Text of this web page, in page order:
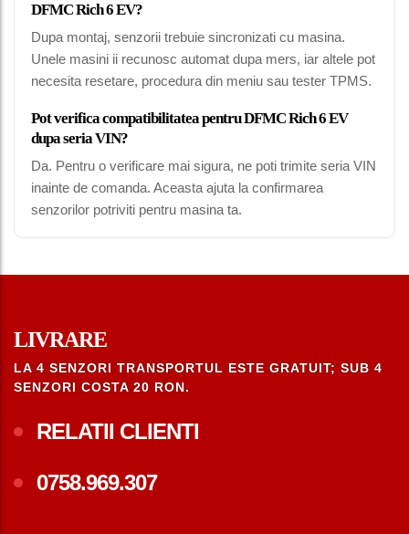
DFMC Rich 6 EV?
Dupa montaj, senzorii trebuie sincronizati cu masina.
Unele masini ii recunosc automat dupa mers, iar altele pot
necesita resetare, procedura din meniu sau tester TPMS.
Pot verifica compatibilitatea pentru DFMC Rich 6 EV
dupa seria VIN?
Da. Pentru o verificare mai sigura, ne poti trimite seria VIN
inainte de comanda. Aceasta ajuta la confirmarea
senzorilor potriviti pentru masina ta.
LIVRARE
LA 4 SENZORI TRANSPORTUL ESTE GRATUIT; SUB 4
SENZORI COSTA 20 RON.
RELATII CLIENTI
0758.969.307